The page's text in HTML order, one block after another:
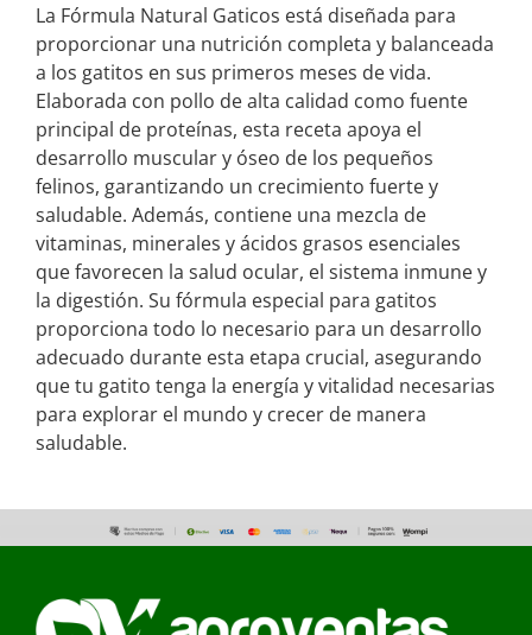
La Fórmula Natural Gaticos está diseñada para
proporcionar una nutrición completa y balanceada
a los gatitos en sus primeros meses de vida.
Elaborada con pollo de alta calidad como fuente
principal de proteínas, esta receta apoya el
desarrollo muscular y óseo de los pequeños
felinos, garantizando un crecimiento fuerte y
saludable. Además, contiene una mezcla de
vitaminas, minerales y ácidos grasos esenciales
que favorecen la salud ocular, el sistema inmune y
la digestión. Su fórmula especial para gatitos
proporciona todo lo necesario para un desarrollo
adecuado durante esta etapa crucial, asegurando
que tu gatito tenga la energía y vitalidad necesarias
para explorar el mundo y crecer de manera
saludable.